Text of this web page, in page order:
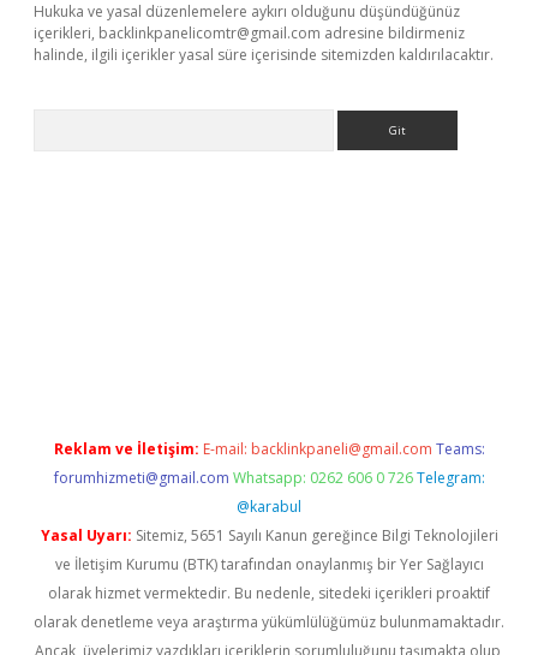
Hukuka ve yasal düzenlemelere aykırı olduğunu düşündüğünüz
içerikleri, backlinkpanelicomtr@gmail.com adresine bildirmeniz
halinde, ilgili içerikler yasal süre içerisinde sitemizden kaldırılacaktır.
Reklam ve İletişim: E-mail: backlinkpaneli@gmail.com Teams:
forumhizmeti@gmail.com Whatsapp: 0262 606 0 726 Telegram:
@karabul
Yasal Uyarı: Sitemiz, 5651 Sayılı Kanun gereğince Bilgi Teknolojileri
ve İletişim Kurumu (BTK) tarafından onaylanmış bir Yer Sağlayıcı
olarak hizmet vermektedir. Bu nedenle, sitedeki içerikleri proaktif
olarak denetleme veya araştırma yükümlülüğümüz bulunmamaktadır.
Ancak, üyelerimiz yazdıkları içeriklerin sorumluluğunu taşımakta olup,